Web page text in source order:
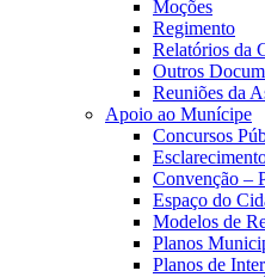
Moções
Regimento
Relatórios da
Outros
Reuniões da
Apoio ao Munícipe
Concursos
Convenção –
Espaço do
Modelos de
Planos
Planos de